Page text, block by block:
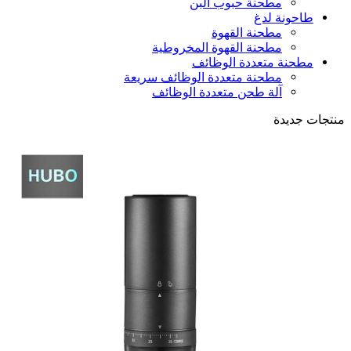
طاحونة لدغ
مطحنة القهوة
مطحنة القهوة المخروطية
مطحنة متعددة الوظائف
مطحنة متعددة الوظائف سريعة
آلة طحن متعددة الوظائف
منتجات جديدة